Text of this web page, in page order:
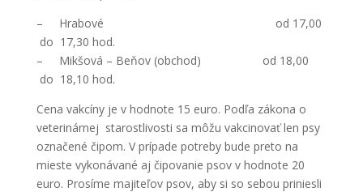
– Hrabové od 17,00
do 17,30 hod.
– Mikšová – Beňov (obchod) od 18,00
do 18,10 hod.
Cena vakcíny je v hodnote 15 euro. Podľa zákona o
veterinárnej starostlivosti sa môžu vakcinovať len psy
označené čipom. V prípade potreby bude preto na
mieste vykonávané aj čipovanie psov v hodnote 20
euro. Prosíme majiteľov psov, aby si so sebou priniesli